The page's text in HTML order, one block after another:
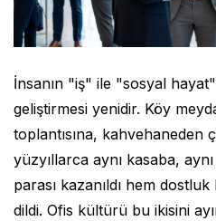
İnsanın "iş" ile "sosyal
geliştirmesi yenidir. Köy
toplantısına, kahvehaneden
yüzyıllarca aynı kasaba,
parası kazanıldı hem
dildi. Ofis kültürü bu ikisini